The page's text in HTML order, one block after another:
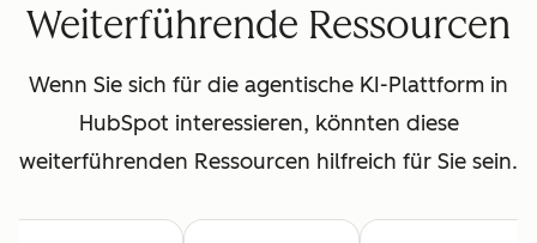
Weiterführende Ressourcen
Wenn Sie sich für die agentische KI-Plattform in
HubSpot interessieren, könnten diese
weiterführenden Ressourcen hilfreich für Sie sein.